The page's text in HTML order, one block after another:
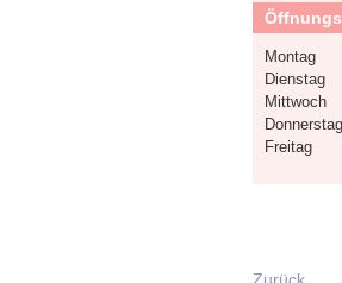
Montag
Dienstag
Mittwoch
Donnerstag
Freitag